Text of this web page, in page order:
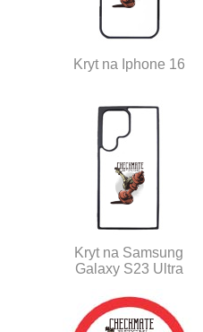
Kryt na Iphone 16
Kryt na Samsung
Galaxy S23 Ultra